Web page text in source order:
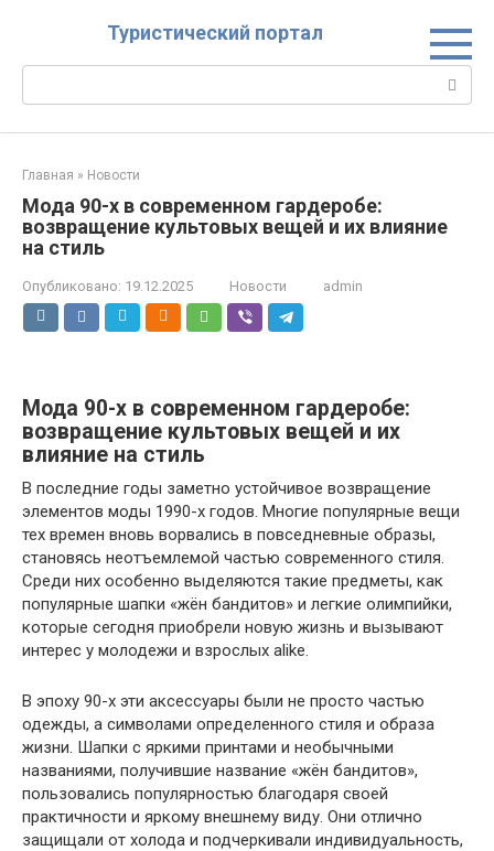
Туристический портал
Главная » Новости
Мода 90-х в современном гардеробе:
возвращение культовых вещей и их влияние
на стиль
Опубликовано: 19.12.2025 Новости admin
Мода 90-х в современном гардеробе:
возвращение культовых вещей и их
влияние на стиль
В последние годы заметно устойчивое возвращение
элементов моды 1990-х годов. Многие популярные вещи
тех времен вновь ворвались в повседневные образы,
становясь неотъемлемой частью современного стиля.
Среди них особенно выделяются такие предметы, как
популярные шапки «жён бандитов» и легкие олимпийки,
которые сегодня приобрели новую жизнь и вызывают
интерес у молодежи и взрослых alike.
В эпоху 90-х эти аксессуары были не просто частью
одежды, а символами определенного стиля и образа
жизни. Шапки с яркими принтами и необычными
названиями, получившие название «жён бандитов»,
пользовались популярностью благодаря своей
практичности и яркому внешнему виду. Они отлично
защищали от холода и подчеркивали индивидуальность,